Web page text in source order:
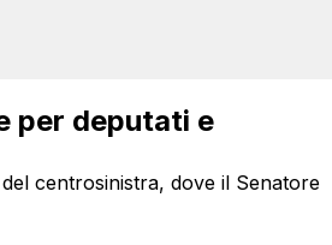
per deputati e
centrosinistra, dove il Senatore